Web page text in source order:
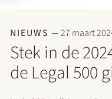
NIEUWS 27 maart
Stek in de
de Legal 500